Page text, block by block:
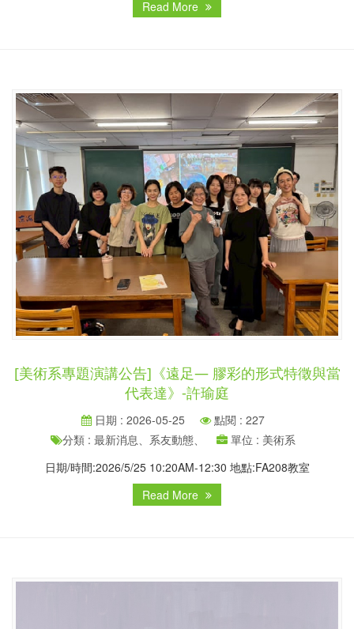
Read More
[美術系專題演講公告]《遠足— 膠彩的形式特徵與當
代表達》-許瑜庭
日期 : 2026-05-25
點閱 : 227
分類 : 最新消息、系友動態、
單位 : 美術系
日期/時間:2026/5/25 10:20AM-12:30 地點:FA208教室
Read More